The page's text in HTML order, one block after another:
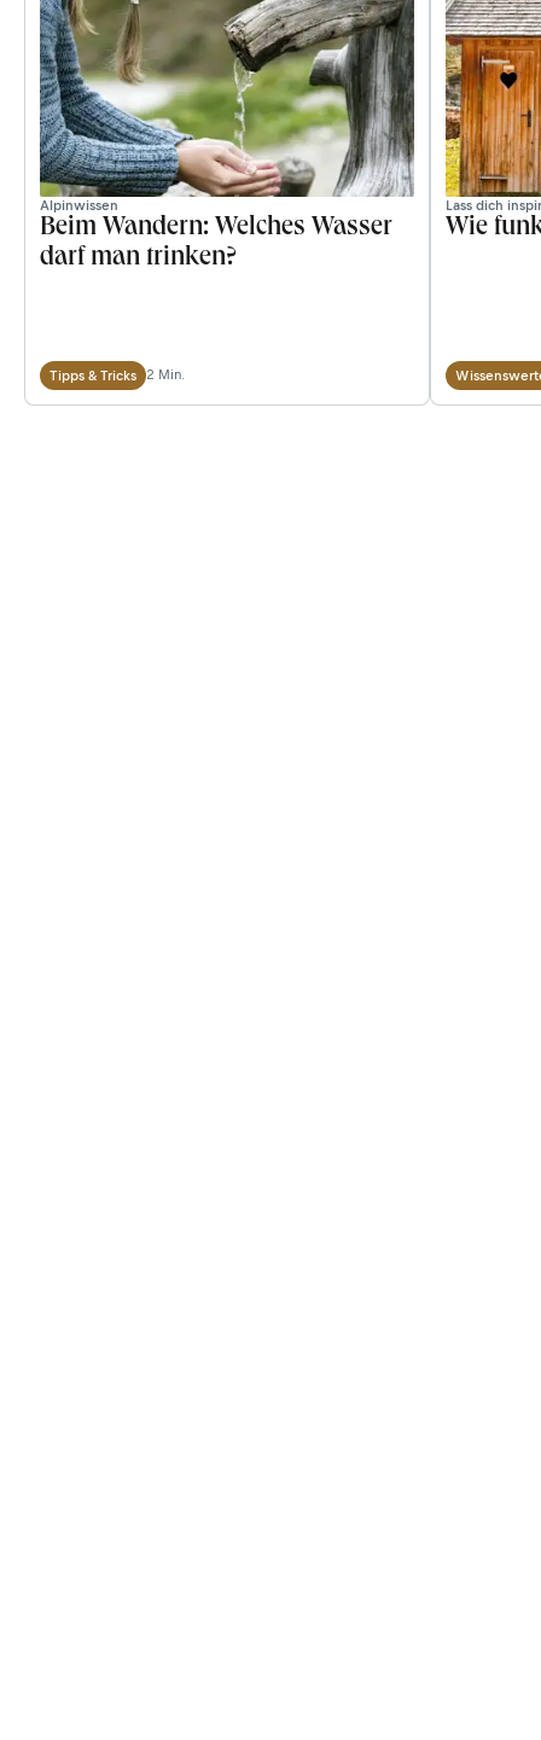
Alpinwissen
Beim Wandern: Welches Wasser
darf man trinken?
Tipps & Tricks 2 Min.
Lass dich
Wie